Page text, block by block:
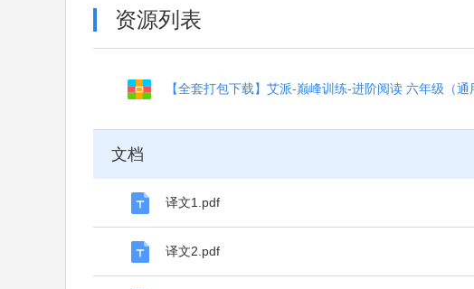
资源列表
【全套打包下载】艾派-巅峰训练-进阶阅读 六年级（
文档
译文1.pdf
译文2.pdf